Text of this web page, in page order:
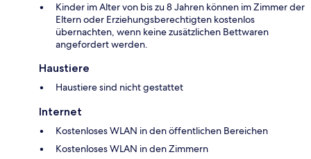
Kinder im Alter von bis zu 8 Jahren können im Zimmer der
Eltern oder Erziehungsberechtigten kostenlos
übernachten, wenn keine zusätzlichen Bettwaren
angefordert werden.
Haustiere
Haustiere sind nicht gestattet
Internet
Kostenloses WLAN in den öffentlichen Bereichen
Kostenloses WLAN in den Zimmern